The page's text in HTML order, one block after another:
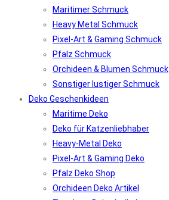
Maritimer Schmuck
Heavy Metal Schmuck
Pixel-Art & Gaming Schmuck
Pfalz Schmuck
Orchideen & Blumen Schmuck
Sonstiger lustiger Schmuck
Deko Geschenkideen
Maritime Deko
Deko für Katzenliebhaber
Heavy-Metal Deko
Pixel-Art & Gaming Deko
Pfalz Deko Shop
Orchideen Deko Artikel